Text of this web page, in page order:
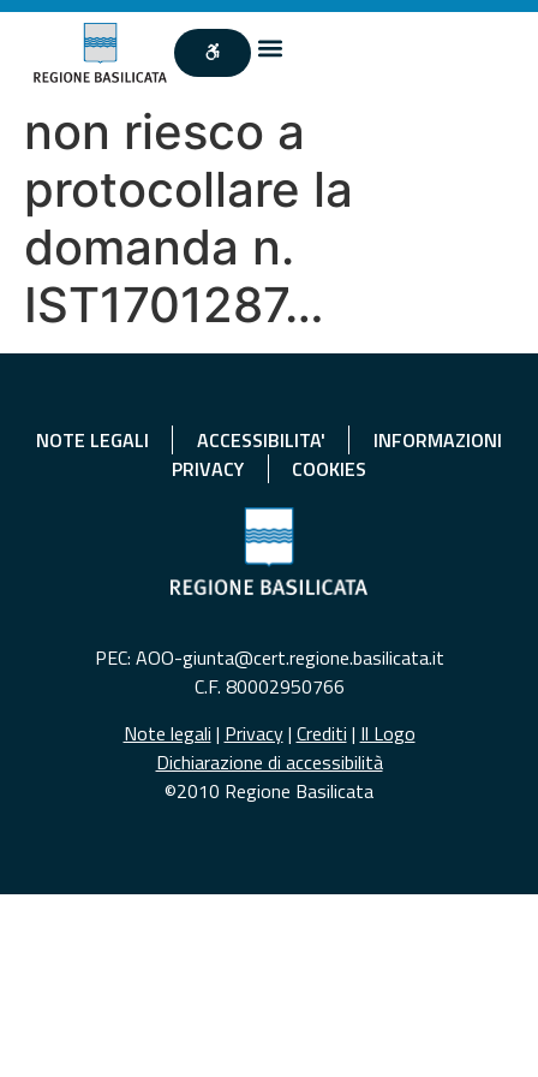
non riesco a
protocollare la
domanda n.
IST1701287…
NOTE LEGALI ACCESSIBILITA'
INFORMAZIONI
PRIVACY
COOKIES
PEC: AOO-giunta@cert.regione.basilicata.it
C.F. 80002950766
Note legali | Privacy| Crediti | Il Logo
Dichiarazione di accessibilità
©2010 Regione Basilicata